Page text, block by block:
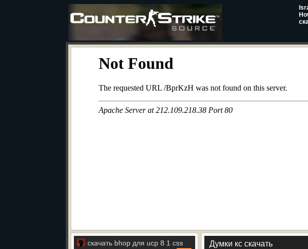
скачать bhop для ucp 8 1 css
Думки кс скачать